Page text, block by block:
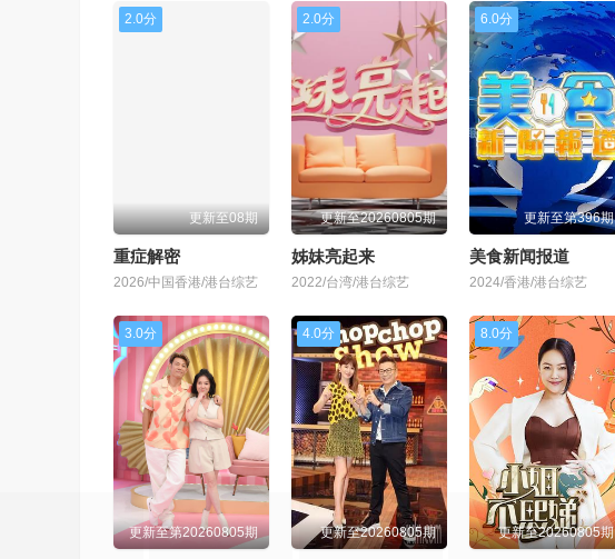
2.0分
更新至08期
重症解密
2026/中国香港/港台综艺
2.0分
更新至20260805期
姊妹亮起来
2022/台湾/港台综艺
6.0分
更新至第396期
美食新闻报道
2024/香港/港台综艺
3.0分
更新至第20260805期
4.0分
更新至20260805期
8.0分
更新至20260805期